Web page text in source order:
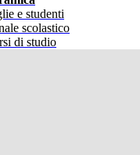
e studenti
scolastico
di studio